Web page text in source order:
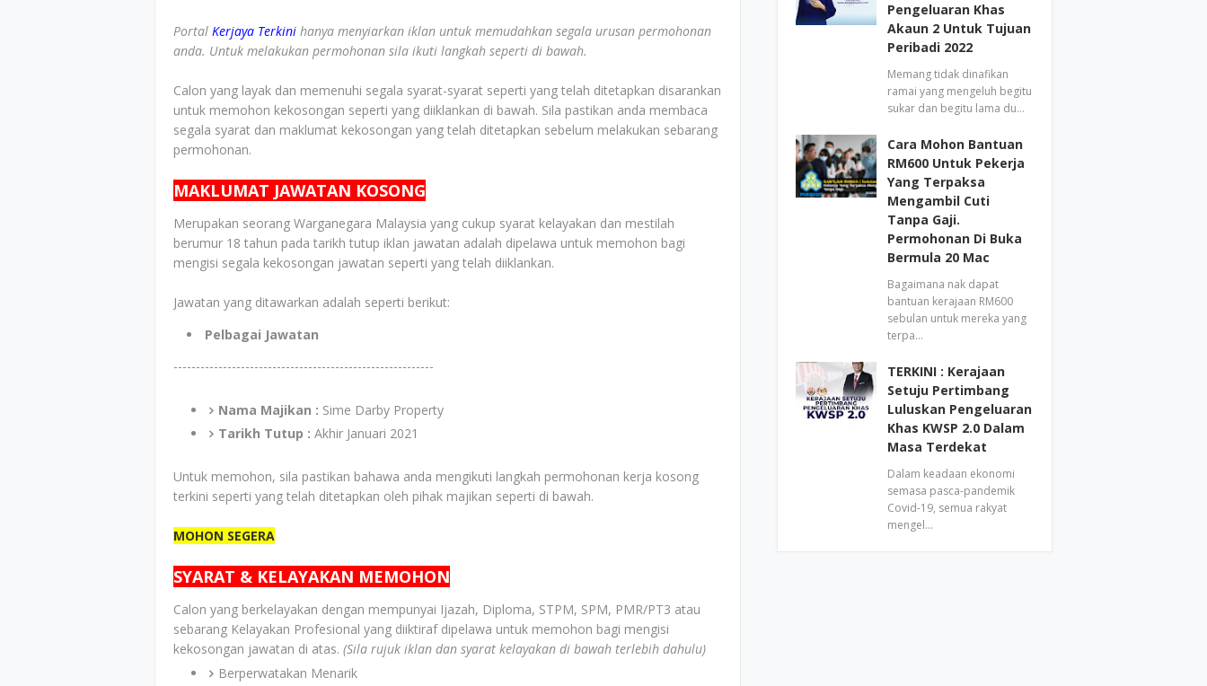
Portal Kerjaya Terkini hanya menyiarkan iklan untuk memudahkan segala urusan permohonan
anda. Untuk melakukan permohonan sila ikuti langkah seperti di bawah.
Calon yang layak dan memenuhi segala syarat-syarat seperti yang telah ditetapkan disarankan
untuk memohon kekosongan seperti yang diiklankan di bawah. Sila pastikan anda membaca
segala syarat dan maklumat kekosongan yang telah ditetapkan sebelum melakukan sebarang
permohonan.
MAKLUMAT JAWATAN KOSONG
Merupakan seorang Warganegara Malaysia yang cukup syarat kelayakan dan mestilah
berumur 18 tahun pada tarikh tutup iklan jawatan adalah dipelawa untuk memohon bagi
mengisi segala kekosongan jawatan seperti yang telah diiklankan.
Jawatan yang ditawarkan adalah seperti berikut:
Pelbagai Jawatan
----------------------------------------------------------
Nama Majikan : Sime Darby Property
Tarikh Tutup : Akhir Januari 2021
Untuk memohon, sila pastikan bahawa anda mengikuti langkah permohonan kerja kosong
terkini seperti yang telah ditetapkan oleh pihak majikan seperti di bawah.
MOHON SEGERA
SYARAT & KELAYAKAN MEMOHON
Calon yang berkelayakan dengan mempunyai Ijazah, Diploma, STPM, SPM, PMR/PT3 atau
sebarang Kelayakan Profesional yang diiktiraf dipelawa untuk memohon bagi mengisi
kekosongan jawatan di atas. (Sila rujuk iklan dan syarat kelayakan di bawah terlebih dahulu)
Berperwatakan Menarik
Pengeluaran Khas
Akaun 2 Untuk Tujuan
Peribadi 2022
Memang tidak dinafikan
ramai yang mengeluh begitu
sukar dan begitu lama du…
Cara Mohon Bantuan
RM600 Untuk Pekerja
Yang Terpaksa
Mengambil Cuti
Tanpa Gaji.
Permohonan Di Buka
Bermula 20 Mac
Bagaimana nak dapat
bantuan kerajaan RM600
sebulan untuk mereka yang
terpa…
TERKINI : Kerajaan
Setuju Pertimbang
Luluskan Pengeluaran
Khas KWSP 2.0 Dalam
Masa Terdekat
Dalam keadaan ekonomi
semasa pasca-pandemik
Covid-19, semua rakyat
mengel…